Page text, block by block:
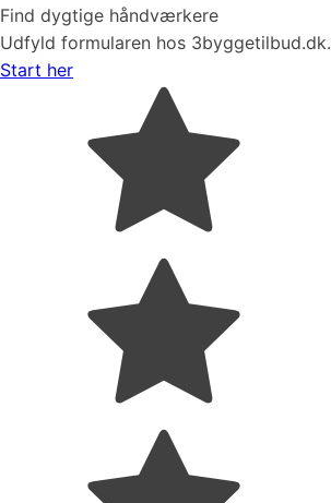
Find dygtige håndværkere
Udfyld formularen hos 3byggetilbud.dk.
Start her